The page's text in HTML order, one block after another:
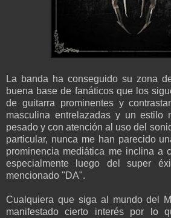
La banda ha conseguido su zona
buena base de fanáticos que los
de guitarra prominentes y
masculina entrelazadas y un estilo
pesado y con atención al uso del
particular, nunca me han parecido
prominencia mediática me inclina a
especialmente luego del super
mencionado "DA".
Cualquiera que siga al mundo del
manifestado cierto interés por lo